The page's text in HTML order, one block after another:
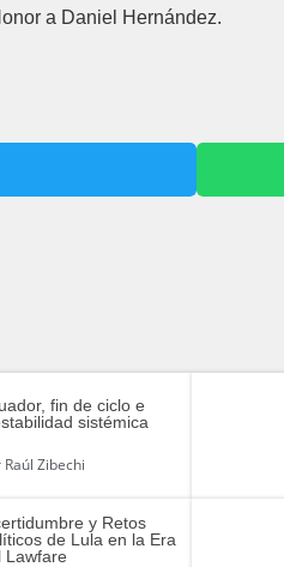
a Daniel Hernández.
fin de ciclo e
sistémica
Raúl Zibechi
y Retos
de Lula en la Era
Lawfare